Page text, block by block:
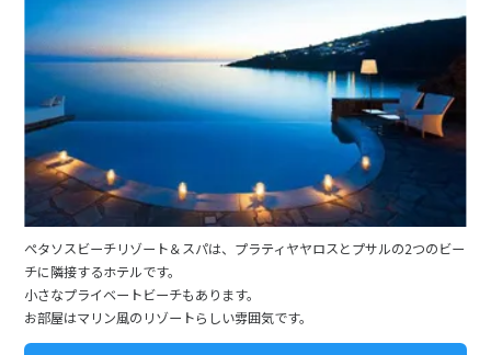
ぺタソスビーチリゾート＆スパは、プラティヤヤロスとプサルの2つのビー
チに隣接するホテルです。
小さなプライベートビーチもあります。
お部屋はマリン風のリゾートらしい雰囲気です。